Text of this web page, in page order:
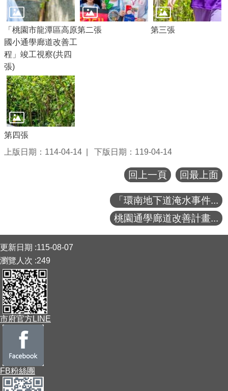
「桃園市龍潭區高原
國小通學廊道改善工
程」竣工視察(共四
張)
第二張 第三張
第四張
上版日期：114-04-14
下版日期：119-04-14
回上一頁 回最上面
「環南地下道淹水事件...
桃園通學廊道改善計畫...
更新日期
115-08-07
瀏覽人次 249
市府官方LINE
FB粉絲團